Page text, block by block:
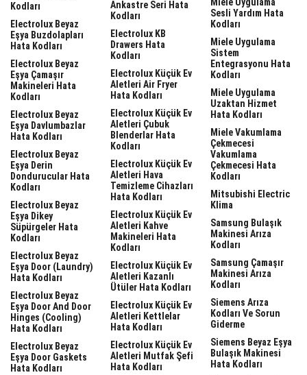
Kodları
Electrolux Beyaz
Eşya Buzdolapları
Hata Kodları
Electrolux Beyaz
Eşya Çamaşır
Makineleri Hata
Kodları
Electrolux Beyaz
Eşya Davlumbazlar
Hata Kodları
Electrolux Beyaz
Eşya Derin
Dondurucular Hata
Kodları
Electrolux Beyaz
Eşya Dikey
Süpürgeler Hata
Kodları
Electrolux Beyaz
Eşya Door (laundry)
Hata Kodları
Electrolux Beyaz
Eşya Door And Door
Hinges (cooling)
Hata Kodları
Electrolux Beyaz
Eşya Door Gaskets
Hata Kodları
Ankastre Seri Hata
Kodları
Electrolux KB
Drawers Hata
Kodları
Electrolux Küçük Ev
Aletleri Air Fryer
Hata Kodları
Electrolux Küçük Ev
Aletleri Çubuk
Blenderlar Hata
Kodları
Electrolux Küçük Ev
Aletleri Hava
Temizleme Cihazları
Hata Kodları
Electrolux Küçük Ev
Aletleri Kahve
Makineleri Hata
Kodları
Electrolux Küçük Ev
Aletleri Kazanlı
Ütüler Hata Kodları
Electrolux Küçük Ev
Aletleri Kettlelar
Hata Kodları
Electrolux Küçük Ev
Aletleri Mutfak Şefi
Hata Kodları
Sesli Yardım Hata
Kodları
Miele Uygulama
Sistem
Entegrasyonu Hata
Kodları
Miele Uygulama
Uzaktan Hizmet
Hata Kodları
Miele Vakumlama
Çekmecesi
Vakumlama
Çekmecesi Hata
Kodları
Mitsubishi Electric
Klima
Samsung Bulaşık
Makinesi Arıza
Kodları
Samsung Çamaşır
Makinesi Arıza
Kodları
Siemens Arıza
Kodları Ve Sorun
Giderme
Siemens Beyaz Eşya
Bulaşık Makinesi
Hata Kodları